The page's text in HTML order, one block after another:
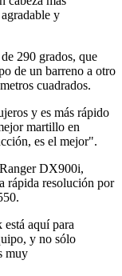
y
290 grados, que
de un barreno a otro
cuadrados.
y es más rápido
martillo en
es el mejor".
DX900i,
rápida resolución por
aquí para
y no sólo
muy